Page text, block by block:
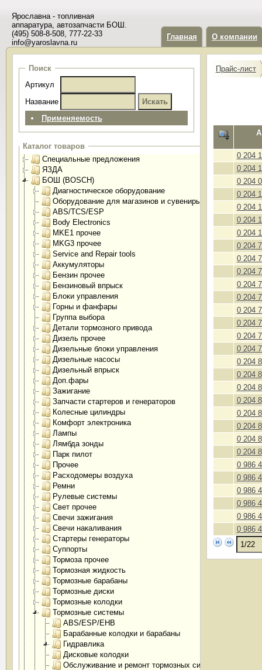
Ярославна - топливная
аппаратура, автозапчасти БОШ.
(495) 508-8-508, 777-22-33
info@yaroslavna.ru
Главная О компании
Поиск
Артикул
Название
Применяемость
Каталог товаров
Специальные предложения
ЯЗДА
БОШ (BOSCH)
Диагностическое оборудование
Оборудование для магазинов и сувениры
ABS/TCS/ESP
Body Electronics
MKE1 прочее
MKG3 прочее
Service and Repair tools
Аккумуляторы
Бензин прочее
Бензиновый впрыск
Блоки управления
Горны и фанфары
Группа выбора
Детали тормозного привода
Дизель прочее
Дизельные блоки управления
Дизельные насосы
Дизельный впрыск
Доп.фары
Зажигание
Запчасти стартеров и генераторов
Колесные цилиндры
Комфорт электроника
Лампы
Лямбда зонды
Парк пилот
Прочее
Расходомеры воздуха
Ремни
Рулевые системы
Свет прочее
Свечи зажигания
Свечи накаливания
Стартеры генераторы
Суппорты
Тормоза прочее
Тормозная жидкость
Тормозные барабаны
Тормозные диски
Тормозные колодки
Тормозные системы
ABS/ESP/EHB
Барабанные колодки и барабаны
Гидравлика
Дисковые колодки
Обслуживание и ремонт тормозных систем
Прайс-лист
0 204
0 204
0 204
0 204
0 204
0 204
0 204
0 204
0 204
0 204
0 204
0 204
0 204
0 204
0 204
0 204
0 204
0 204
0 204
0 204
0 204
0 204
0 204
0 204
0 986
0 986
0 986
0 986
0 986
0 986